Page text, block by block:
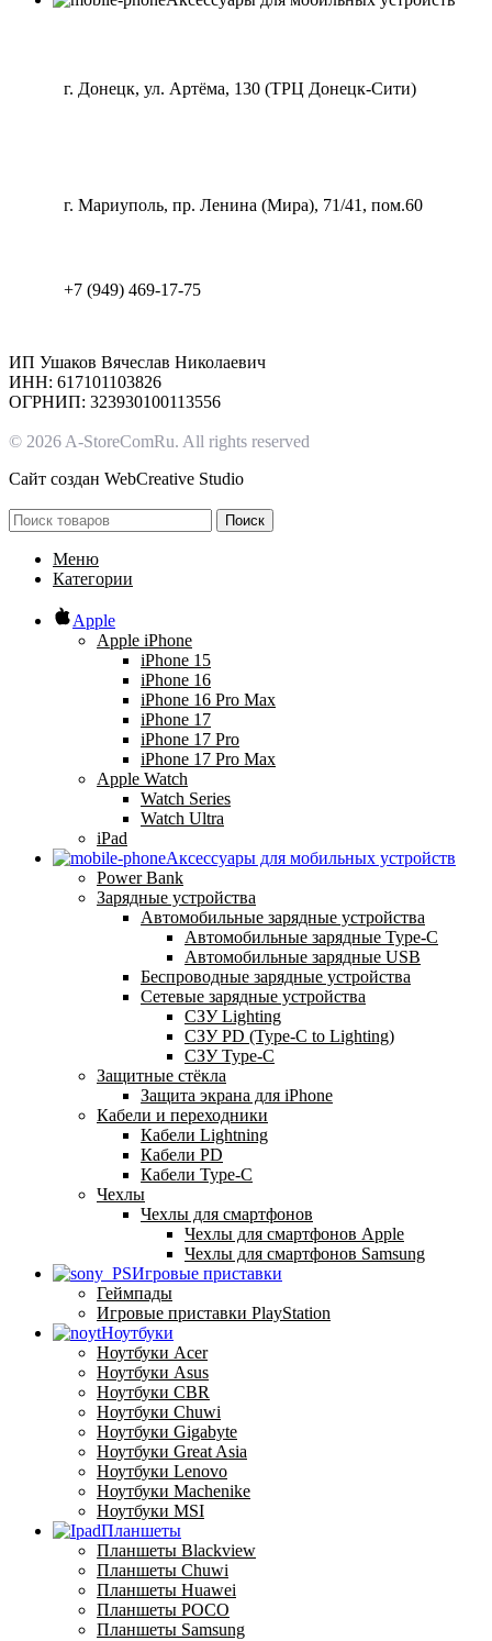
г. Донецк, ул. Артёма, 130 (ТРЦ Донецк-Сити)
г. Мариуполь, пр. Ленина (Мира), 71/41, пом.60
+7 (949) 469-17-75
ИП Ушаков Вячеслав Николаевич
ИНН: 617101103826
ОГРНИП: 323930100113556
© 2026 A-StoreComRu. All rights reserved
Сайт создан WebCreative Studio
Поиск
Меню
Категории
Apple
Apple iPhone
iPhone 15
iPhone 16
iPhone 16 Pro Max
iPhone 17
iPhone 17 Pro
iPhone 17 Pro Max
Apple Watch
Watch Series
Watch Ultra
iPad
Аксессуары для мобильных устройств
Power Bank
Зарядные устройства
Автомобильные зарядные устройства
Автомобильные зарядные Type-C
Автомобильные зарядные USB
Беспроводные зарядные устройства
Сетевые зарядные устройства
СЗУ Lighting
СЗУ PD (Type-C to Lighting)
СЗУ Type-C
Защитные стёкла
Защита экрана для iPhone
Кабели и переходники
Кабели Lightning
Кабели PD
Кабели Type-C
Чехлы
Чехлы для смартфонов
Чехлы для смартфонов Apple
Чехлы для смартфонов Samsung
Игровые приставки
Геймпады
Игровые приставки PlayStation
Ноутбуки
Ноутбуки Acer
Ноутбуки Asus
Ноутбуки CBR
Ноутбуки Chuwi
Ноутбуки Gigabyte
Ноутбуки Great Asia
Ноутбуки Lenovo
Ноутбуки Machenike
Ноутбуки MSI
Планшеты
Планшеты Blackview
Планшеты Chuwi
Планшеты Huawei
Планшеты POCO
Планшеты Samsung